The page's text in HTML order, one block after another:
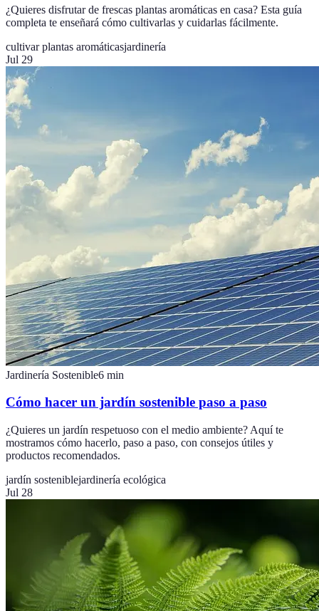
¿Quieres disfrutar de frescas plantas aromáticas en casa? Esta guía
completa te enseñará cómo cultivarlas y cuidarlas fácilmente.
cultivar plantas aromáticasjardinería
Jul 29
Jardinería Sostenible6 min
Cómo hacer un jardín sostenible paso a paso
¿Quieres un jardín respetuoso con el medio ambiente? Aquí te
mostramos cómo hacerlo, paso a paso, con consejos útiles y
productos recomendados.
jardín sosteniblejardinería ecológica
Jul 28